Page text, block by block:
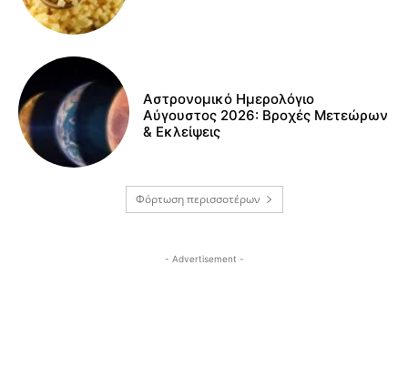
Αστρονομικό Ημερολόγιο
Αύγουστος 2026: Βροχές Μετεώρων
& Εκλείψεις
Φόρτωση περισσοτέρων
- Advertisement -